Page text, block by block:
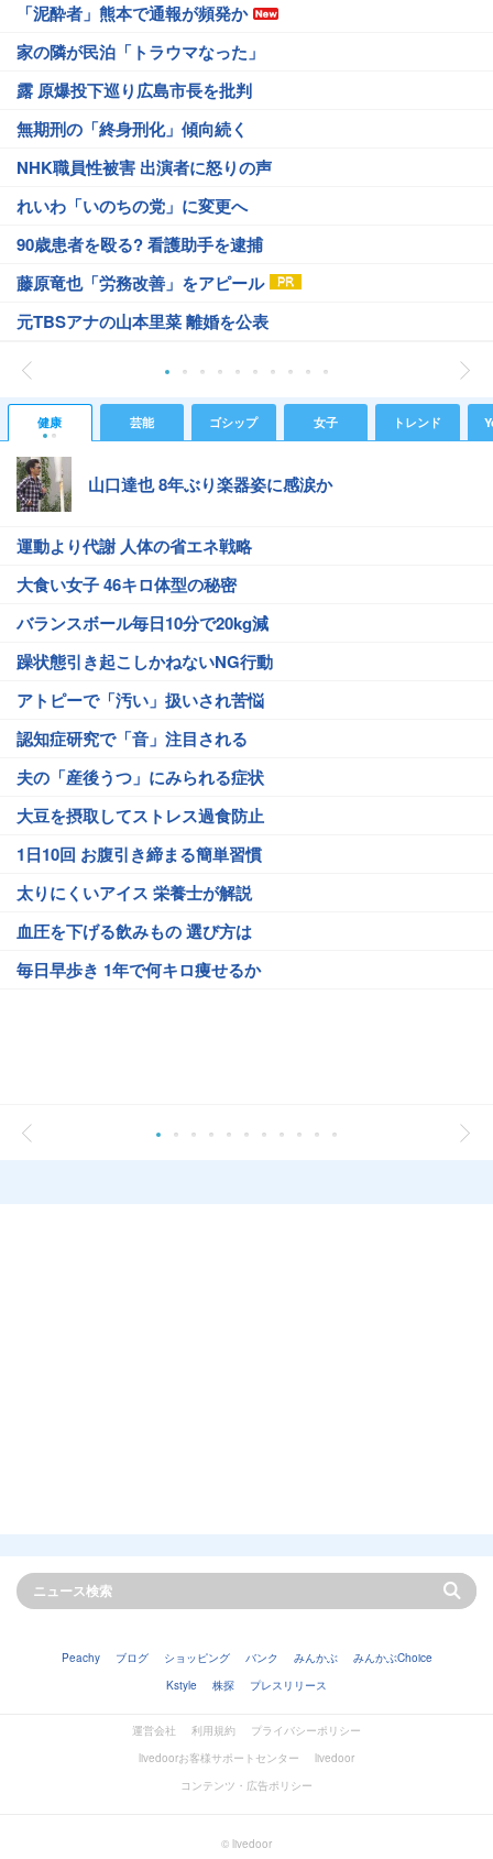
「泥酔者」熊本で通報が頻発か
家の隣が民泊「トラウマなった」
露 原爆投下巡り広島市長を批判
無期刑の「終身刑化」傾向続く
NHK職員性被害 出演者に怒りの声
れいわ「いのちの党」に変更へ
90歳患者を殴る? 看護助手を逮捕
藤原竜也「労務改善」をアピール
元TBSアナの山本里菜 離婚を公表
健康 芸能 ゴシップ 女子 トレンド
山口達也 8年ぶり楽器姿に感涙か
運動より代謝 人体の省エネ戦略
大食い女子 46キロ体型の秘密
バランスボール毎日10分で20kg減
躁状態引き起こしかねないNG行動
アトピーで「汚い」扱いされ苦悩
認知症研究で「音」注目される
夫の「産後うつ」にみられる症状
大豆を摂取してストレス過食防止
1日10回 お腹引き締まる簡単習慣
太りにくいアイス 栄養士が解説
血圧を下げる飲みもの 選び方は
毎日早歩き 1年で何キロ痩せるか
Peachy ブログ ショッピング バンク みんかぶ
みんかぶChoice
Kstyle
株探 プレスリリース
運営会社 利用規約
プライバシーポリシー
livedoorお客様サポートセンター
livedoor
コンテンツ・広告ポリシー
© livedoor